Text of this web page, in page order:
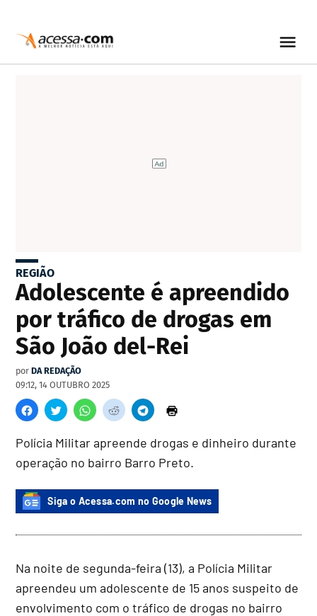
REGIÃO
Adolescente é apreendido
por tráfico de drogas em
São João del-Rei
por DA REDAÇÃO
09:12, 14 OUTUBRO 2025
Polícia Militar apreende drogas e dinheiro durante
operação no bairro Barro Preto.
Siga o Acessa.com no Google News
Na noite de segunda-feira (13), a Polícia Militar
apreendeu um adolescente de 15 anos suspeito de
envolvimento com o tráfico de drogas no bairro